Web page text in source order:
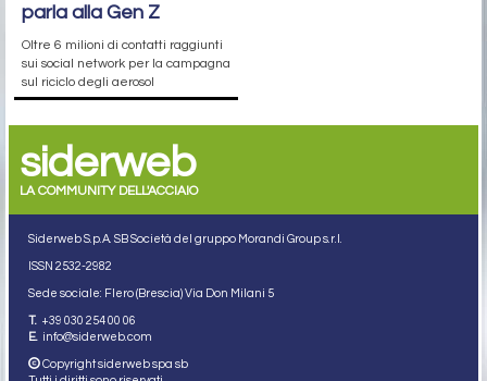
parla alla Gen Z
Oltre 6 milioni di contatti raggiunti
sui social network per la campagna
sul riciclo degli aerosol
siderweb
LA COMMUNITY DELL'ACCIAIO
Siderweb S.p.A. SB Società del gruppo Morandi Group s.r.l.
ISSN 2532-2982
Sede sociale: Flero (Brescia) Via Don Milani 5
T. +39 030 254 00 06
E. info@siderweb.com
Copyright siderweb spa sb